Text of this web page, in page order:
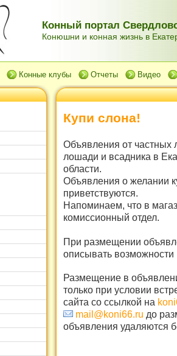
Конный портал
Конюшни и конная жизнь в
Конные клубы Отчеты Видео
Купи слона!
Объявления от частных
лошади и всадника в
области.
Объявления о желании
приветствуются.
Напоминаем, что в
комиссионный отдел.
При размещении
описывать возможности
Размещение в
только при условии
сайта со ссылкой на
mail@koni66.ru до
объявления удаляются